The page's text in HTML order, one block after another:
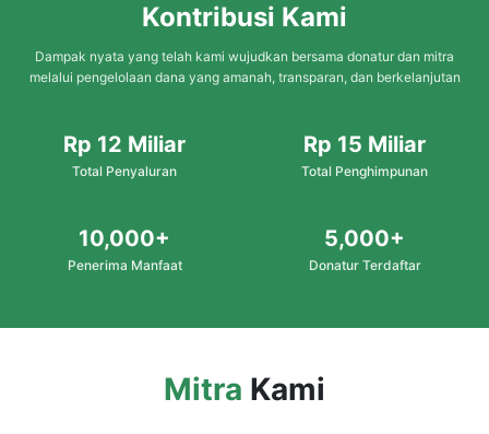
Kontribusi Kami
Dampak nyata yang telah kami wujudkan bersama donatur dan mitra
melalui pengelolaan dana yang amanah, transparan, dan berkelanjutan
Rp 12 Miliar
Total Penyaluran
Rp 15 Miliar
Total Penghimpunan
10,000+
Penerima Manfaat
5,000+
Donatur Terdaftar
Mitra Kami